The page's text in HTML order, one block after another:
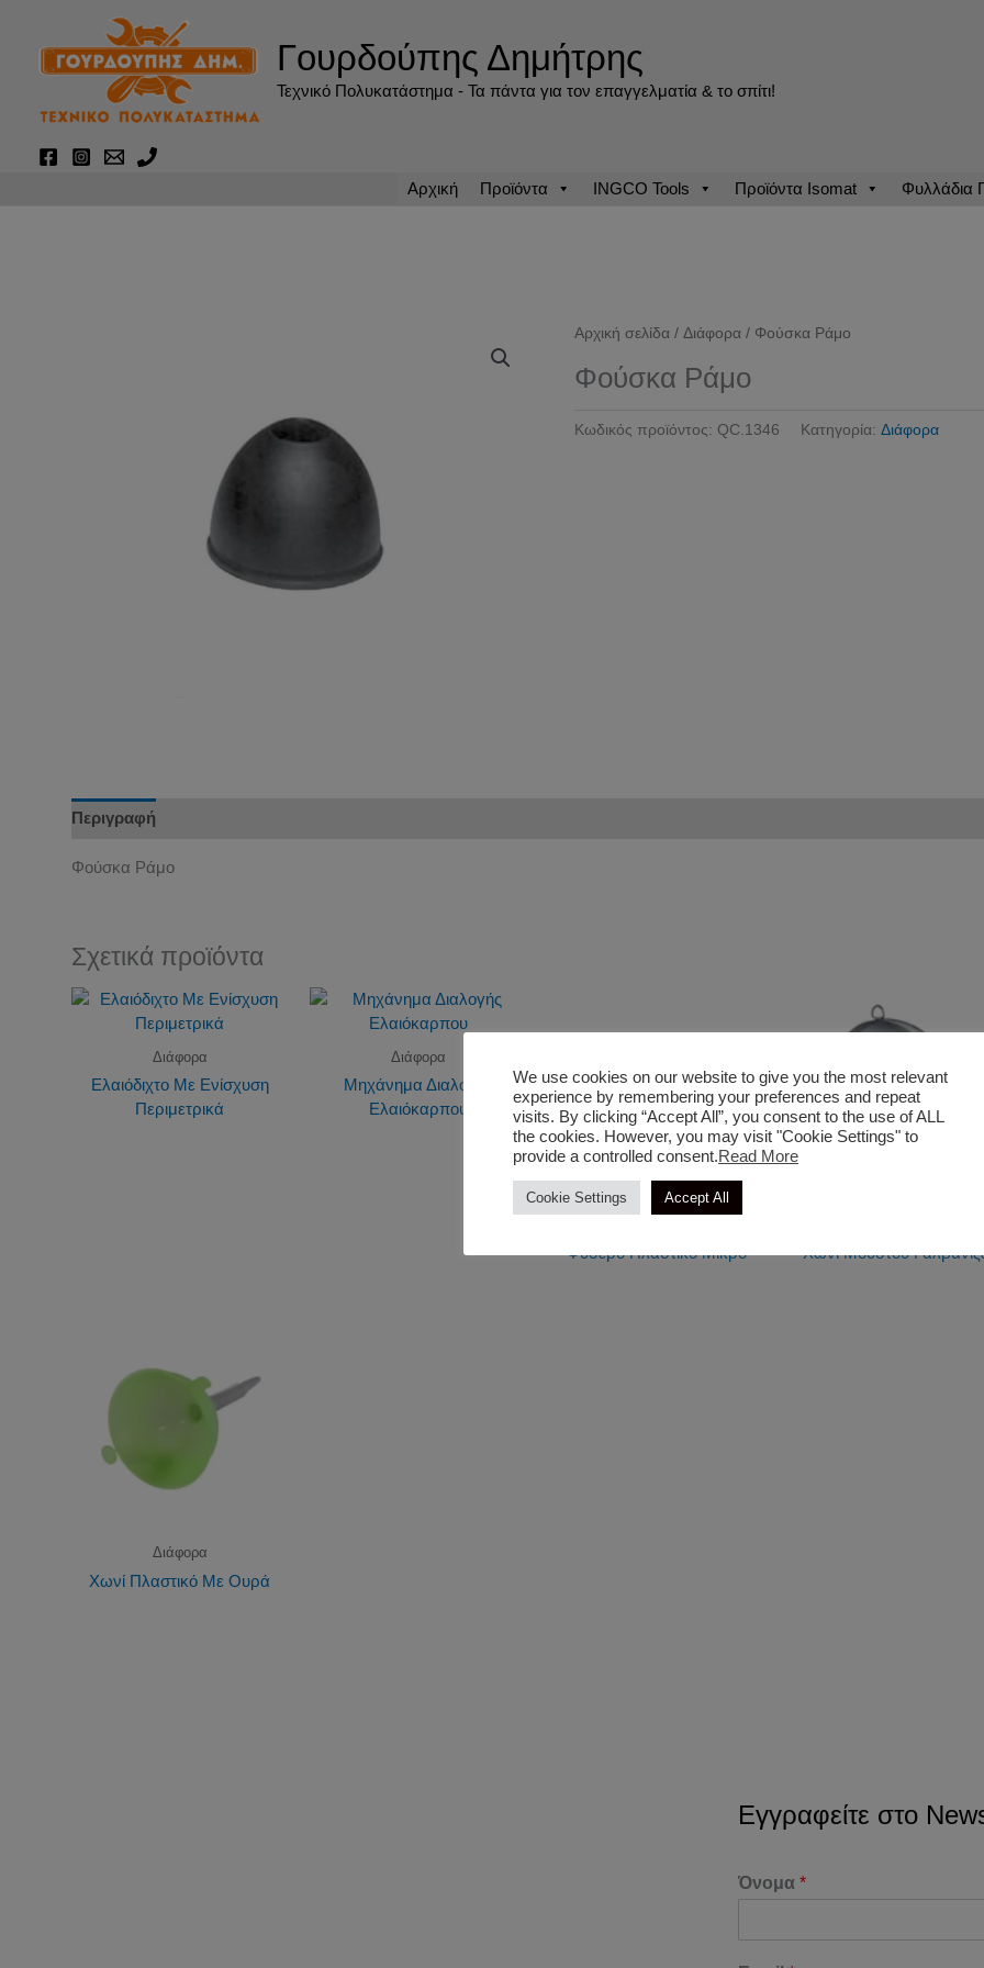
περιεχόμενο
Γουρδούπης Δημήτρης
Τεχνικό Πολυκατάστημα - Τα πάντα για τον επαγγελματία & το σπίτι!
Αρχική Προϊόντα INGCO Tools Προϊόντα Isomat Φυλλάδια
Αρχική σελίδα /Διάφορα / Φούσκα Ράμο
Φούσκα Ράμο
Κωδικός προϊόντος: QC.1346 Κατηγορία:Διάφορα
Περιγραφή
Φούσκα Ράμο
Σχετικά προϊόντα
Διάφορα
Ελαιόδιχτο Με Ενίσχυση
Περιμετρικά
Διάφορα
Μηχάνημα Διαλογής
Ελαιόκαρπου
Φυσερό Πλαστικό Μικρό Χωνί Μούστου
Διάφορα
Χωνί Πλαστικό Με Ουρά
Εγγραφείτε στο
Όνομα *
We use cookies on our website to give you the most relevant
experience by remembering your preferences and repeat
visits. By clicking “Accept All”, you consent to the use of ALL
the cookies. However, you may visit "Cookie Settings" to
provide a controlled consent.Read More
Cookie Settings Accept All